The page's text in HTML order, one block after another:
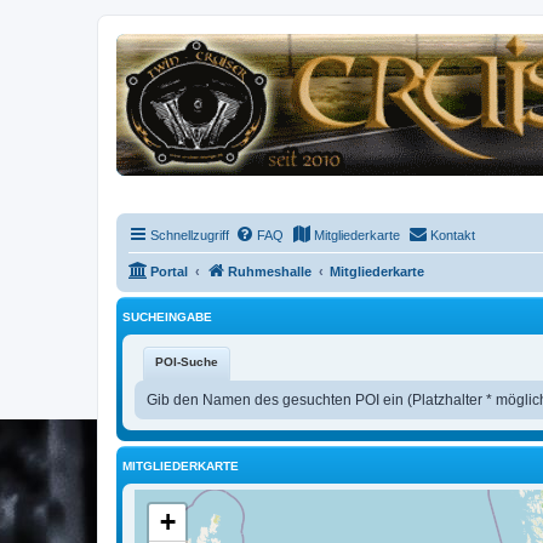
Schnellzugriff FAQ Mitgliederkarte Kontakt
Portal Ruhmeshalle Mitgliederkarte
SUCHEINGABE
POI-Suche
Gib den Namen des gesuchten POI ein (Platzhalter *
MITGLIEDERKARTE
+